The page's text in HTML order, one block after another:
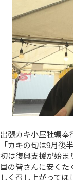
出張カキ小屋牡蠣奉
「カキの旬は9月後
初は復興支援が始ま
国の皆さんに安くた
しく召し上がってほ